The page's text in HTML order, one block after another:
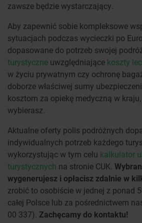
zawsze będzie wystarczający.
Aby zapewnić sobie kompleksowe
sytuacjach podczas wycieczki po
dopasowane do potrzeb swojej
turystyczne uwzględniające koszty
w życiu prywatnym czy ochronę
doborze właściwej sumy
kosztom za opiekę medyczną w
wybierasz.
Aktualne oferty polis podróżnych
indywidualnych potrzeb każdego
wykorzystując w tym celu kalkulator
turystycznych na stronie CUK.
wygenerujesz i opłacisz zdalnie w
zrobić to osobiście w jednej z ponad
całej Polsce lub za pośrednictwem
00 337). Zachęcamy do kontaktu!